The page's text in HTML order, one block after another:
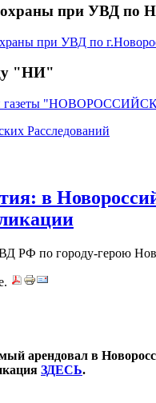
при УВД по
при УВД по
"НИ"
газеты
Расследований
в
РФ по городу-герою
арендовал в
ЗДЕСЬ.